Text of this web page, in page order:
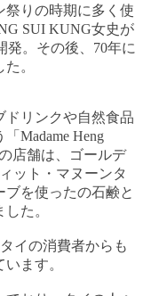
祭りの時期に多く使
SUI KUNG女史が
発。その後、70年に
。
ドリンクや自然食品
Madame Heng
店舗は、ゴールデ
ット・マヌーンタ
ブを使ったの石鹸と
た。
タイの消費者からも
ます。